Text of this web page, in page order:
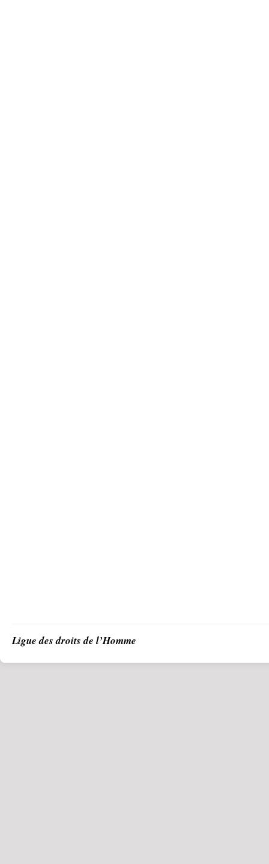
Ligue des droits de l’Homme